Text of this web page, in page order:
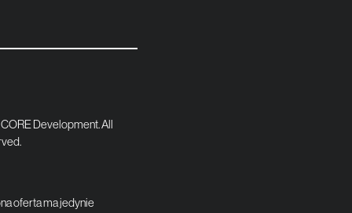
Development. All
oferta ma jedynie